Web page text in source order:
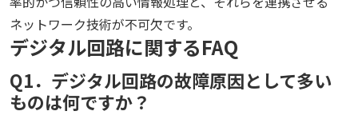
ネットワーク技術が不可欠です。
デジタル回路に関するFAQ
Q1．デジタル回路の故障原因として多い
ものは何ですか？